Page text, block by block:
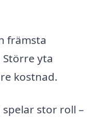
främsta
yta
kostnad.
stor roll –